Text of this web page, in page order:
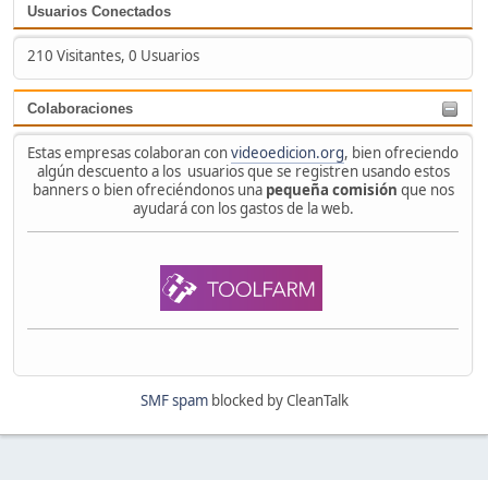
Usuarios Conectados
210 Visitantes, 0 Usuarios
Colaboraciones
Estas empresas colaboran convideoedicion.org, bien ofreciendo
algún descuento a los usuarios que se registren usando estos
banners o bien ofreciéndonos una pequeña comisión que nos
ayudará con los gastos de la web.
SMF spamblocked by CleanTalk